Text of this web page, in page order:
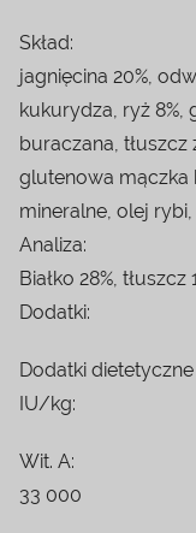
Skład:
jagnięcina 20%,
kukurydza, ryż 8%,
buraczana,
glutenowa mączka
mineralne, olej
Analiza:
Białko 28%, tłuszcz
Dodatki:
Dodatki dietetyczne
IU/kg:
Wit. A:
33 000